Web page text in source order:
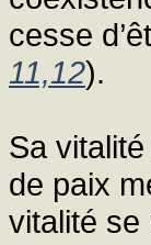
cesse
11,12).
Sa
de paix
vitalité se